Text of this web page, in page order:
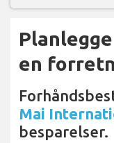
en
Mai
besparelser.